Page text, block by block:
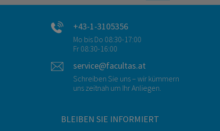
+43-1-3105356
Mo bis Do 08:30-17:00
Fr 08:30-16:00
service@facultas.at
Schreiben Sie uns – wir kümmern
uns zeitnah um Ihr Anliegen.
BLEIBEN SIE INFORMIERT